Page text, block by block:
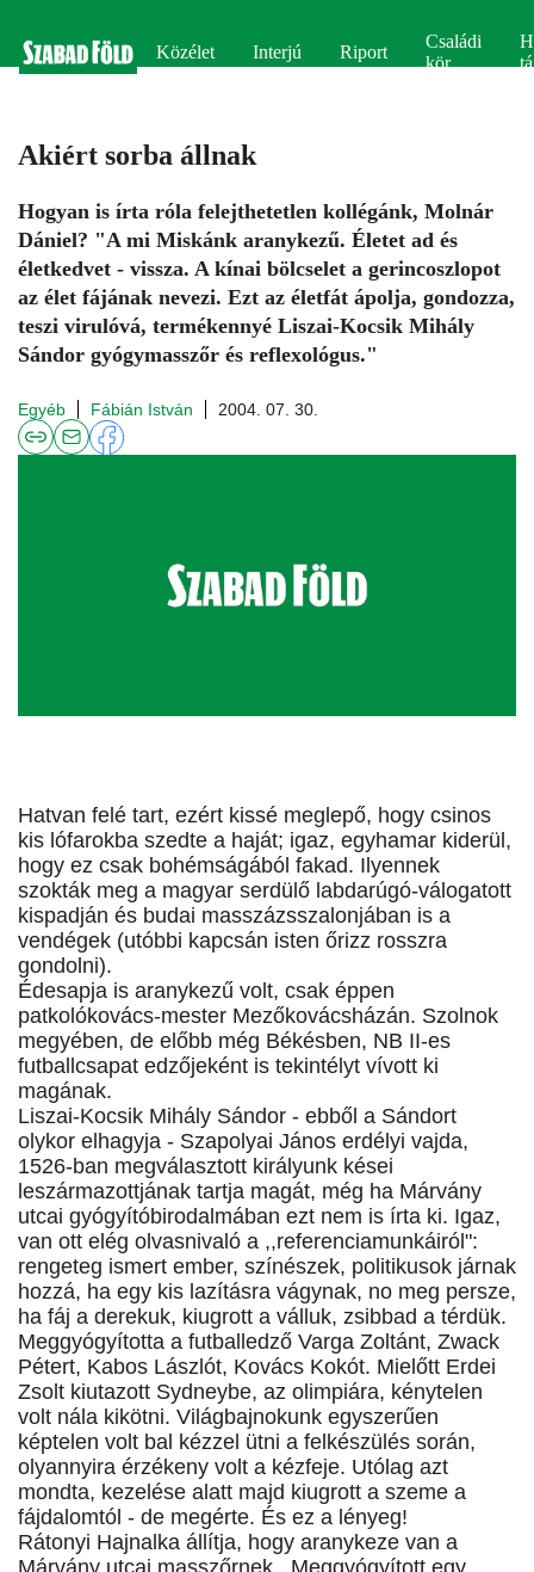
Közélet Interjú Riport
Családi
kör
Akiért sorba állnak
Hogyan is írta róla felejthetetlen kollégánk, Molnár
Dániel? "A mi Miskánk aranykezű. Életet ad és
életkedvet - vissza. A kínai bölcselet a gerincoszlopot
az élet fájának nevezi. Ezt az életfát ápolja, gondozza,
teszi virulóvá, termékennyé Liszai-Kocsik Mihály
Sándor gyógymasszőr és reflexológus."
Egyéb Fábián István 2004. 07. 30.
Hatvan felé tart, ezért kissé meglepő, hogy csinos
kis lófarokba szedte a haját; igaz, egyhamar kiderül,
hogy ez csak bohémságából fakad. Ilyennek
szokták meg a magyar serdülő labdarúgó-válogatott
kispadján és budai masszázsszalonjában is a
vendégek (utóbbi kapcsán isten őrizz rosszra
gondolni).
Édesapja is aranykezű volt, csak éppen
patkolókovács-mester Mezőkovácsházán. Szolnok
megyében, de előbb még Békésben, NB II-es
futballcsapat edzőjeként is tekintélyt vívott ki
magának.
Liszai-Kocsik Mihály Sándor - ebből a Sándort
olykor elhagyja - Szapolyai János erdélyi vajda,
1526-ban megválasztott királyunk kései
leszármazottjának tartja magát, még ha Márvány
utcai gyógyítóbirodalmában ezt nem is írta ki. Igaz,
van ott elég olvasnivaló a ,,referenciamunkáiról":
rengeteg ismert ember, színészek, politikusok járnak
hozzá, ha egy kis lazításra vágynak, no meg persze,
ha fáj a derekuk, kiugrott a válluk, zsibbad a térdük.
Meggyógyította a futballedző Varga Zoltánt, Zwack
Pétert, Kabos Lászlót, Kovács Kokót. Mielőtt Erdei
Zsolt kiutazott Sydneybe, az olimpiára, kénytelen
volt nála kikötni. Világbajnokunk egyszerűen
képtelen volt bal kézzel ütni a felkészülés során,
olyannyira érzékeny volt a kézfeje. Utólag azt
mondta, kezelése alatt majd kiugrott a szeme a
fájdalomtól - de megérte. És ez a lényeg!
Rátonyi Hajnalka állítja, hogy aranykeze van a